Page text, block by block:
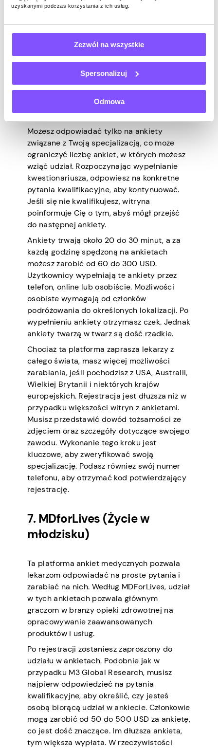
uzyskanymi podczas korzystania z ich usług.
Zezwól na wszystkie
Spersonalizuj
Odmowa
Jest to certyfikowana platforma ankiet
medycznych z ponad 2 milionami
zarejestrowanych lekarzy na całym świecie.
Dla członków dostępnych jest wiele ankiet.
Po zarejestrowaniu się i zalogowaniu na
swoje konto zobaczysz wszystkie ankiety
dostępne na pulpicie nawigacyjnym.
Platforma wysyła również e-maile do
członków, aby powiadomić ich o
możliwościach przeprowadzenia ankiety.
Możesz odpowiadać tylko na ankiety
związane z Twoją specjalizacją, co może
ograniczyć liczbę ankiet, w których możesz
wziąć udział. Rozpoczynając wypełnianie
kwestionariusza, odpowiesz na konkretne
pytania kwalifikacyjne, aby kontynuować.
Jeśli się nie kwalifikujesz, witryna
poinformuje Cię o tym, abyś mógł przejść
do następnej ankiety.
Ankiety trwają około 20 do 30 minut, a za
każdą godzinę spędzoną na ankietach
możesz zarobić od 60 do 300 USD.
Użytkownicy wypełniają te ankiety przez
telefon, online lub osobiście. Możliwości
osobiste wymagają od członków
podróżowania do określonych lokalizacji. Po
wypełnieniu ankiety otrzymasz czek. Jednak
ankiety twarzą w twarz są dość rzadkie.
Chociaż ta platforma zaprasza lekarzy z
całego świata, masz więcej możliwości
zarabiania, jeśli pochodzisz z USA, Australii,
Wielkiej Brytanii i niektórych krajów
europejskich. Rejestracja jest dłuższa niż w
przypadku większości witryn z ankietami.
Musisz przedstawić dowód tożsamości ze
zdjęciem oraz szczegóły dotyczące swojego
zawodu. Wykonanie tego kroku jest
kluczowe, aby zweryfikować swoją
specjalizację. Podasz również swój numer
telefonu, aby otrzymać kod potwierdzający
rejestrację.
7. MDforLives (Życie w
młodzisku)
Ta platforma ankiet medycznych pozwala
lekarzom odpowiadać na proste pytania i
zarabiać na nich. Według MDForLives, udział
w tych ankietach pozwala głównym
graczom w branży opieki zdrowotnej na
opracowywanie zaawansowanych
produktów i usług.
Po rejestracji zostaniesz zaproszony do
udziału w ankietach. Podobnie jak w
przypadku M3 Global Research, musisz
najpierw odpowiedzieć na pytania
kwalifikacyjne, aby określić, czy jesteś
osobą biorącą udział w ankiecie. Członkowie
mogą zarobić od 50 do 500 USD za ankietę,
co jest dość znaczące. Im dłuższa ankieta,
tym większa wypłata. W rzeczywistości